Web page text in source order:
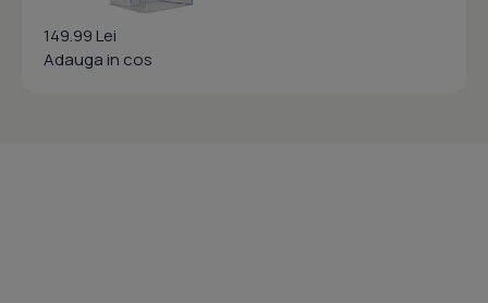
149.99 Lei
Adauga in cos